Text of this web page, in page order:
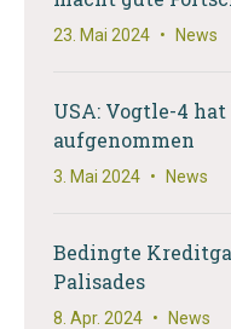
23. Mai 2024 • News
USA: Vogtle-4
aufgenommen
3. Mai 2024 • News
Bedingte
Palisades
8. Apr. 2024 • News